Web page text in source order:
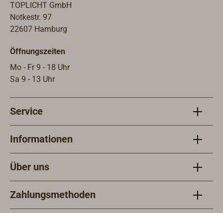
TOPLICHT GmbH
Notkestr. 97
22607 Hamburg
Öffnungszeiten
Mo - Fr 9 - 18 Uhr
Sa 9 - 13 Uhr
Service
Informationen
Über uns
Zahlungsmethoden